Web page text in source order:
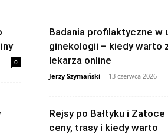
0
Badania profilaktyczne w
ginekologii – kiedy warto
lekarza online
Jerzy Szymański - 13 czerwca 2026
Rejsy po Bałtyku i Zatoce
ceny, trasy i kiedy warto